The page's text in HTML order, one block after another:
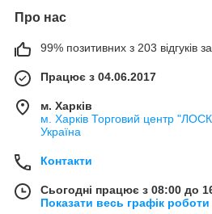
Про нас
99% позитивних з 203 відгуків за
Працює з 04.06.2017
м. Харків
м. Харків Торговий центр
Україна
Контакти
Сьогодні працює з 08:00 до
Показати весь графік роботи